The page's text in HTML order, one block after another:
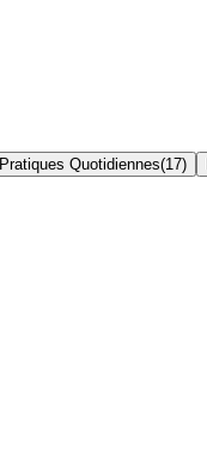
Pratiques Quotidiennes(17)